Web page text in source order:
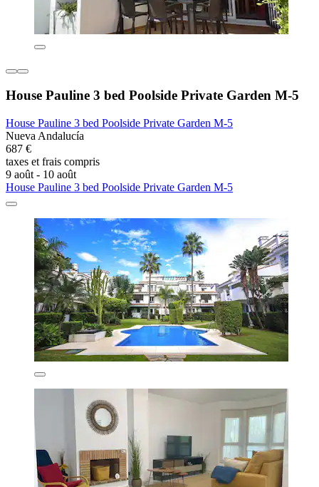
House Pauline 3 bed Poolside Private Garden M-5
House Pauline 3 bed Poolside Private Garden M-5
Nueva Andalucía
687 €
taxes et frais compris
9 août - 10 août
House Pauline 3 bed Poolside Private Garden M-5